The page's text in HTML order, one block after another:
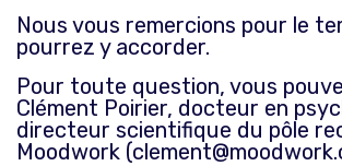
Nous vous remercions pour le
pourrez y accorder.
Pour toute question, vous
Clément Poirier, docteur en
directeur scientifique du pôle
Moodwork (